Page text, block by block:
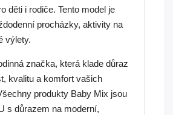
děti i rodiče. Tento model je
procházky, aktivity na
výlety.
značka, která klade důraz
kvalitu a komfort vašich
produkty Baby Mix jsou
s důrazem na moderní,